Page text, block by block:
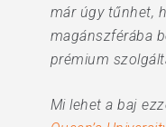
már úgy tűnhet,
magánszférába
prémium
Mi lehet a baj